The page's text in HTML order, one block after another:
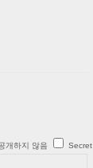
개하지 않음 Secret